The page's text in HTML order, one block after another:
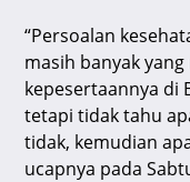
“Persoalan
masih banyak
kepesertaannya di
tetapi tidak tahu
tidak, kemudian
ucapnya pada